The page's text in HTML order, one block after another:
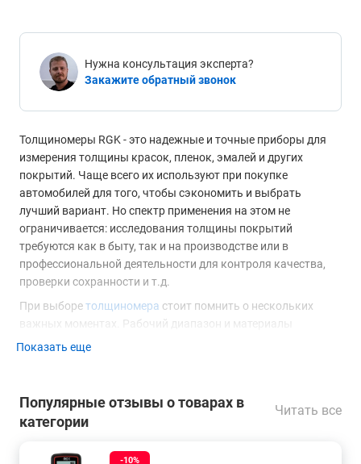
Нужна консультация эксперта?
Закажите обратный звонок
Толщиномеры RGK - это надежные и точные приборы для
измерения толщины красок, пленок, эмалей и других
покрытий. Чаще всего их используют при покупке
автомобилей для того, чтобы сэкономить и выбрать
лучший вариант. Но спектр применения на этом не
ограничивается: исследования толщины покрытий
требуются как в быту, так и на производстве или в
профессиональной деятельности для контроля качества,
проверки сохранности и т.д.
При выборетолщиномера стоит помнить о нескольких
важных моментах. Рабочий диапазон и материалы
подложки, с которыми может взаимодействовать
любой магнитной основе, другие же не воспринимают, к
примеру, цветные металлы. Независимо от того,
собираетесь ли вы провести инспекцию автомобиля или
Показать еще
Популярные отзывы о товарах в
категории
Читать все
-10%